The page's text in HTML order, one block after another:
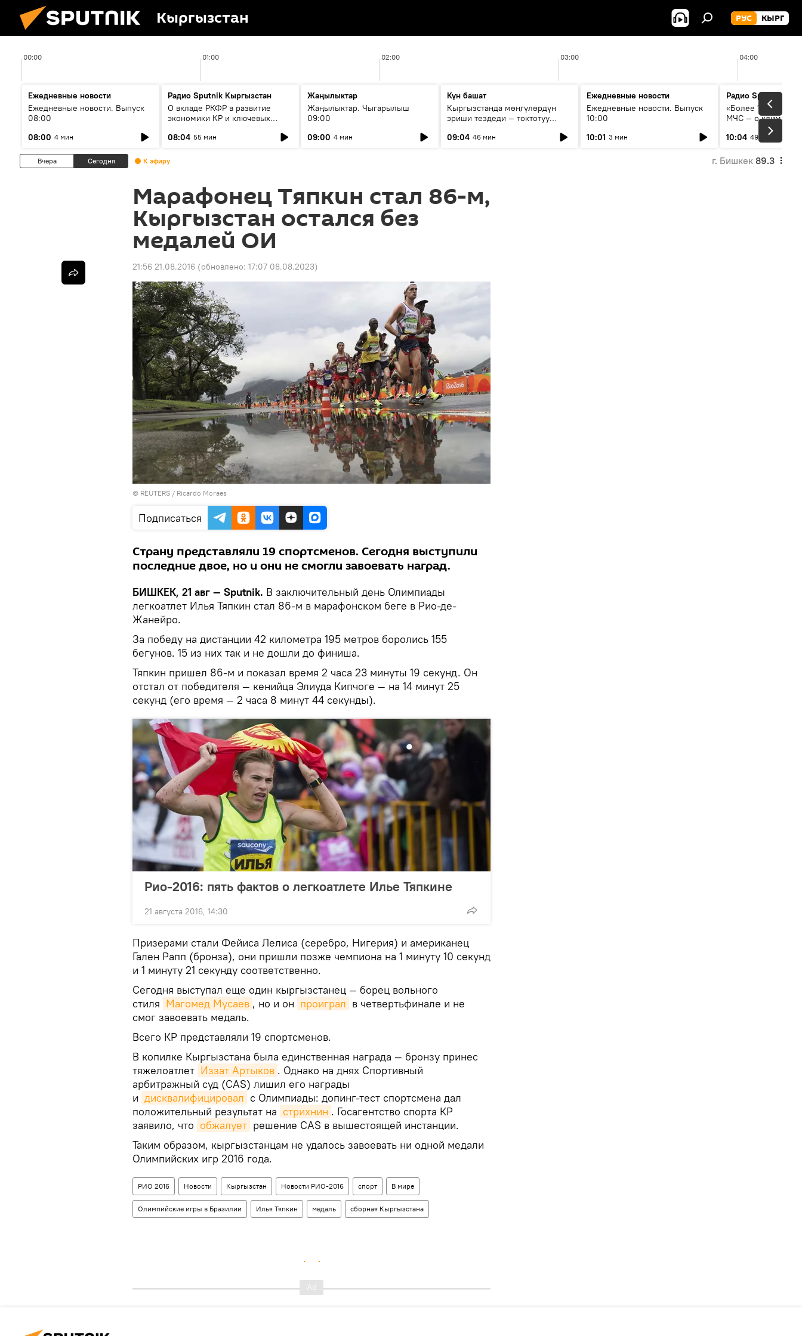
Кыргызстан РУС КЫРГ
00:00 01:00 02:00 03:00 04:00
Ежедневные новости
Ежедневные новости. Выпуск
08:00
08:00 4 мин
Радио Sputnik Кыргызстан
О вкладе РКФР в развитие
экономики КР и ключевых
08:04 55 мин
Жаңылыктар
Жаңылыктар. Чыгарылыш
09:00
09:00 4 мин
Күн башат
Кыргызстанда мөңгүлөрдүн
эриши тездеди — токтотуу
09:04 46 мин
Ежедневные новости
Ежедневные новости. Выпуск
10:00
10:01 3 мин
Радио Sputnik
«Более 1200 сёл в
МЧС — о климате,
системе
населения
10:04 49 мин
Вчера Сегодня К эфиру г. Бишкек 89.3
Марафонец Тяпкин стал 86-м,
Кыргызстан остался без
медалей ОИ
21:56 21.08.2016 (обновлено: 17:07 08.08.2023)
© REUTERS / Ricardo Moraes
Подписаться
Cтрану представляли 19 спортсменов. Сегодня выступили
последние двое, но и они не смогли завоевать наград.
БИШКЕК, 21 авг — Sputnik. В заключительный день Олимпиады
легкоатлет Илья Тяпкин стал 86-м в марафонском беге в Рио-де-
Жанейро.
За победу на дистанции 42 километра 195 метров боролись 155
бегунов. 15 из них так и не дошли до финиша.
Тяпкин пришел 86-м и показал время 2 часа 23 минуты 19 секунд. Он
отстал от победителя — кенийца Элиуда Кипчоге — на 14 минут 25
секунд (его время — 2 часа 8 минут 44 секунды).
Рио-2016: пять фактов о легкоатлете Илье Тяпкине
21 августа 2016, 14:30
Призерами стали Фейиса Лелиса (серебро, Нигерия) и американец
Гален Рапп (бронза), они пришли позже чемпиона на 1 минуту 10 секунд
и 1 минуту 21 секунду соответственно.
Сегодня выступал еще один кыргызстанец — борец вольного
стиля Магомед Мусаев , но и он проиграл в четвертьфинале и не
смог завоевать медаль.
Всего КР представляли 19 спортсменов.
В копилке Кыргызстана была единственная награда — бронзу принес
тяжелоатлет Иззат Артыков . Однако на днях Спортивный
арбитражный суд (CAS) лишил его награды
и дисквалифицировал с Олимпиады: допинг-тест спортсмена дал
положительный результат на стрихнин . Госагентство спорта КР
заявило, что обжалует решение CAS в вышестоящей инстанции.
Таким образом, кыргызстанцам не удалось завоевать ни одной медали
Олимпийских игр 2016 года.
РИО 2016 Новости Кыргызстан Новости РИО-2016 спорт В мире
Олимпийские игры в Бразилии Илья Тяпкин медаль сборная Кыргызстана